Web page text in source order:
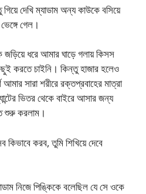
দেখি ম্যাডাম অন্য কাউকে বসিয়ে
গেল।
জড়িয়ে ধরে আমার ঘাড়ে গলায় কিসস
করতে চাইনি। কিন্তু হাজার হলেও
সারা শরীরে রক্তপ্রবাহের মাত্রা
ভিতর থেকে বাইরে আসার জন্য
শুরু করলাম।
কিভাবে করব, তুমি শিখিয়ে দেবে
নিজে পিঙ্কিকে বলেছিল যে সে ওকে